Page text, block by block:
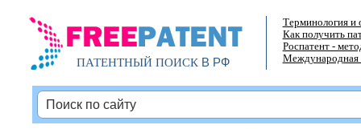
ПАТЕНТНЫЙ ПОИСКВ РФ
Терминология и
Как получить
Роспатент -
Международная